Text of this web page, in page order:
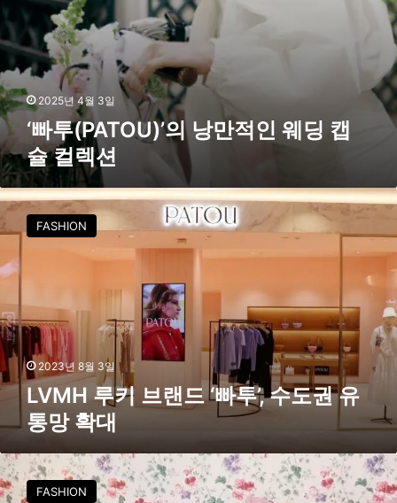
낭
만
인
웨
딩
캡
슐
컬
렉
션
2025년 4월 3일
‘빠투(PATOU)’의 낭만적인 웨딩 캡
슐 컬렉션
L
V
M
루
브
랜
드
빠
수
도
권
FASHION
2023년 8월 3일
LVMH 루키 브랜드 ‘빠투’, 수도권 유
통망 확대
L
F
가
FASHION